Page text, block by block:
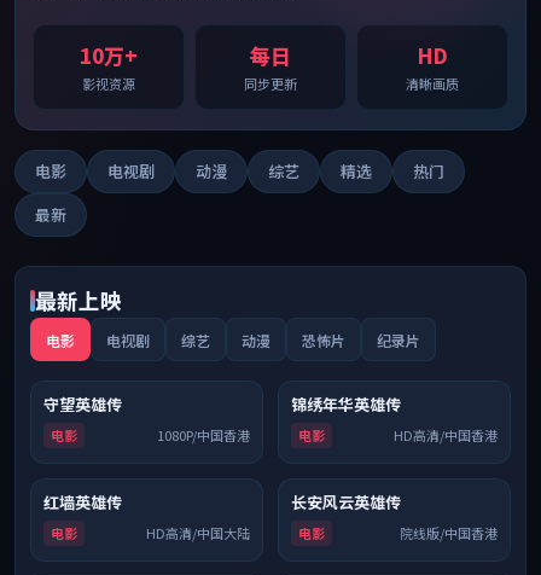
10万+
影视资源
每日
同步更新
HD
清晰画质
电影 电视剧 动漫 综艺 精选
热门
最新
最新上映
电影 电视剧 综艺 动漫 恐怖片 纪录片
8.3
守望英雄传
电影 1080P/中国香港
9.0
锦绣年华英雄传
电影 HD高清/中国香港
7.3
红墙英雄传
电影 HD高清/中国大陆
7.2
长安风云英雄传
电影 院线版/中国香港